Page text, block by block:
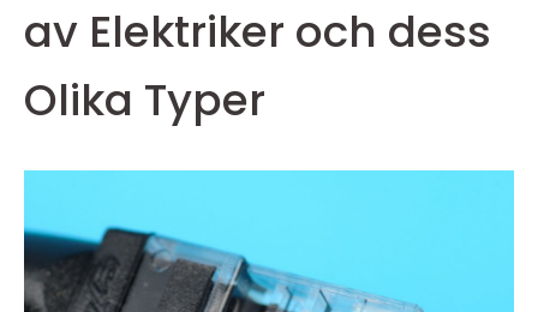
av Elektriker och dess
Olika Typer